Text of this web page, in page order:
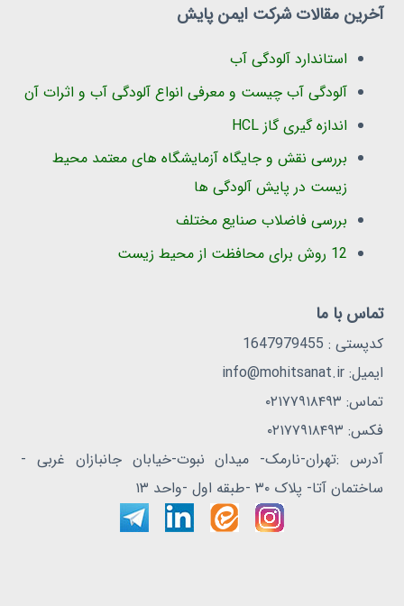
آخرین مقالات شرکت ایمن پایش
استاندارد آلودگی آب
آلودگی آب چیست و معرفی انواع آلودگی آب و اثرات آن
اندازه گیری گاز HCL
بررسی نقش و جایگاه آزمایشگاه های معتمد محیط
زیست در پایش آلودگی ها
بررسی فاضلاب صنایع مختلف
12 روش برای محافظت از محیط زیست
تماس با ما
کدپستی : 1647979455
ایمیل: info@mohitsanat.ir
تماس: ۰۲۱۷۷۹۱۸۴۹۳
فکس: ۰۲۱۷۷۹۱۸۴۹۳
آدرس :تهران-نارمک- میدان نبوت-خیابان جانبازان غربی -
ساختمان آتا- پلاک ۳۰ -طبقه اول -واحد ۱۳